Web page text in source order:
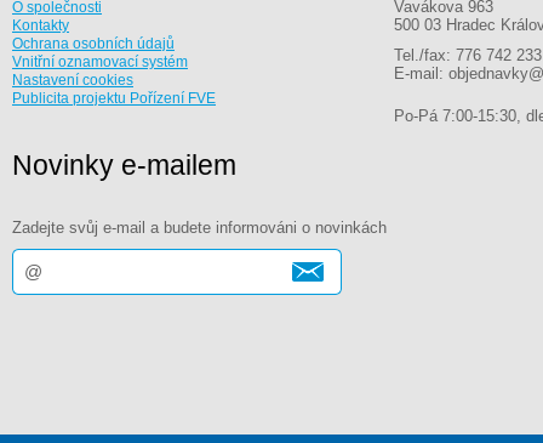
O společnosti
Kontakty
Ochrana osobních údajů
Vnitřní oznamovací systém
Nastavení cookies
Publicita projektu Pořízení FVE
Vavákova 963
500 03 Hradec
Tel./fax: 776 742 233
E-mail:
Po-Pá 7:00-15:30,
Novinky e-mailem
Zadejte svůj e-mail a budete informováni o novinkách